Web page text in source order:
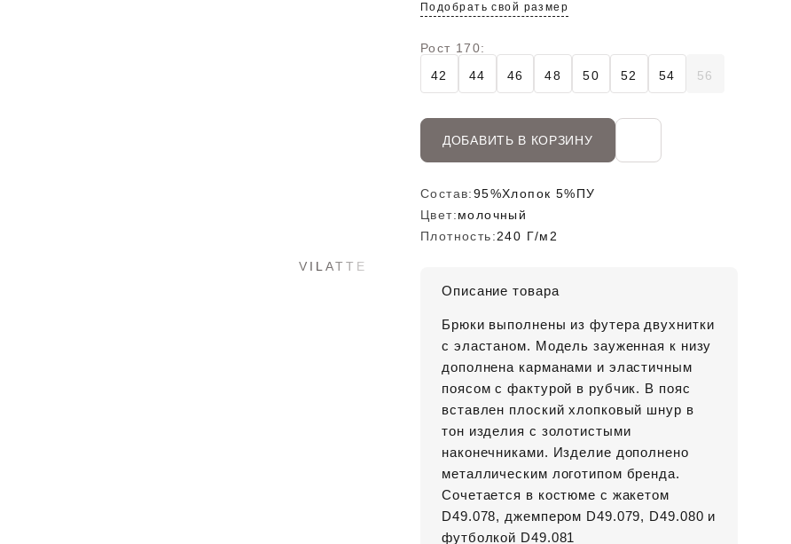
Подобрать свой размер
Рост 170:
42
44 46 48 50 52 54 56
ДОБАВИТЬ В КОРЗИНУ
Состав:95%Хлопок 5%ПУ
Цвет:молочный
Плотность:240 Г/м2
Описание товара
Брюки выполнены из футера двухнитки
с эластаном. Модель зауженная к низу
дополнена карманами и эластичным
поясом с фактурой в рубчик. В пояс
вставлен плоский хлопковый шнур в
тон изделия с золотистыми
наконечниками. Изделие дополнено
металлическим логотипом бренда.
Сочетается в костюме с жакетом
D49.078, джемпером D49.079, D49.080 и
футболкой D49.081